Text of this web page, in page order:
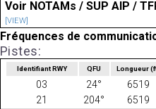
Voir NOTAMs / SUP AIP /
[VIEW]
Fréquences de
Pistes:
Identifiant RWY QFU Longueur
03 24° 6519
21
204° 6519